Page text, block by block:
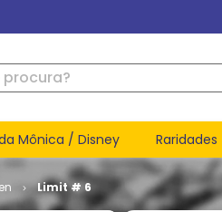
Mônica / Disney Raridades
Limit # 6